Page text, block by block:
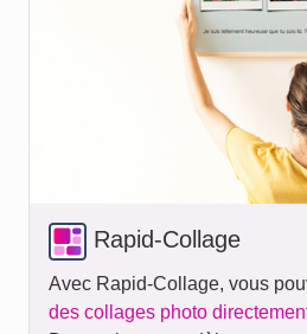
Rapid-Collage
Avec Rapid-Collage, vous
des collages photo